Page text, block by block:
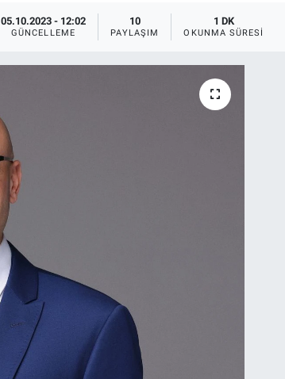
05.10.2023 - 12:02
GÜNCELLEME
10
PAYLAŞIM
1 DK
OKUNMA SÜRESI